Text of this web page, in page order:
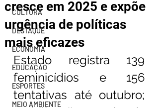
CULTURA
DESTAQUE
ECONOMIA
EDUCAÇÃO
ESPORTES
MEIO AMBIENTE
cresce em 2025 e expõe
urgência de políticas
mais eficazes
Estado registra 139
feminicídios e 156
tentativas até outubro;